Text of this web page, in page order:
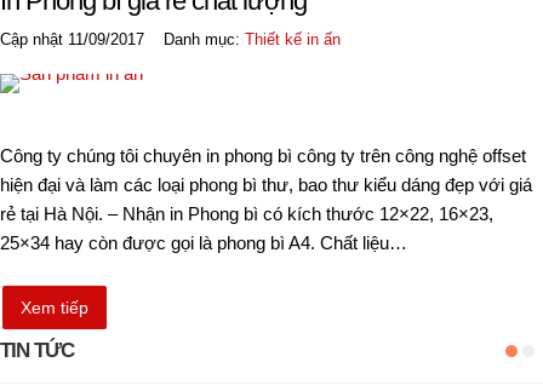
Cập nhật 11/09/2017 Danh mục: Thiết kế in ấn
Công ty chúng tôi chuyên in phong bì công ty trên công nghệ offset
hiện đại và làm các loại phong bì thư, bao thư kiểu dáng đẹp với giá
rẻ tại Hà Nội. – Nhận in Phong bì có kích thước 12×22, 16×23,
25×34 hay còn được gọi là phong bì A4. Chất liệu…
Xem tiếp
TIN TỨC
Remember Me